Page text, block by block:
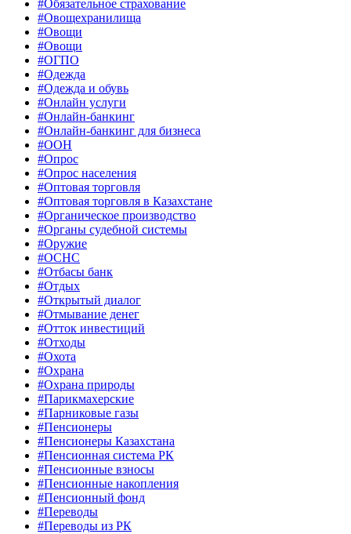
#Обязательное страхование
#Овощехранилища
#Овощи
#Овощи
#ОГПО
#Одежда
#Одежда и обувь
#Онлайн услуги
#Онлайн-банкинг
#Онлайн-банкинг для бизнеса
#ООН
#Опрос
#Опрос населения
#Оптовая торговля
#Оптовая торговля в Казахстане
#Органическое производство
#Органы судебной системы
#Оружие
#ОСНС
#Отбасы банк
#Отдых
#Открытый диалог
#Отмывание денег
#Отток инвестиций
#Отходы
#Охота
#Охрана
#Охрана природы
#Парикмахерские
#Парниковые газы
#Пенсионеры
#Пенсионеры Казахстана
#Пенсионная система РК
#Пенсионные взносы
#Пенсионные накопления
#Пенсионный фонд
#Переводы
#Переводы из РК